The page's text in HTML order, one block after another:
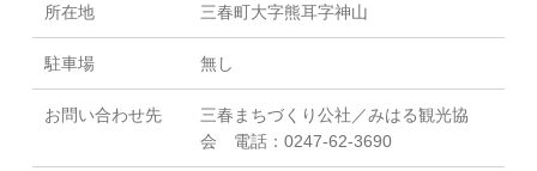
所在地 三春町大字熊耳字神山
駐車場 無し
お問い合わせ先
三春まちづくり公社／みはる観光協
会 電話：0247-62-3690